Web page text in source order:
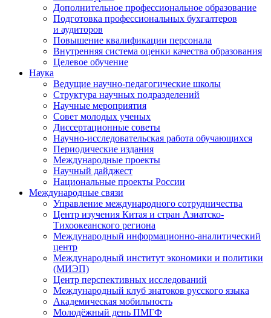
Дополнительное профессиональное образование
Подготовка профессиональных бухгалтеров
и аудиторов
Повышение квалификации персонала
Внутренняя система оценки качества образования
Целевое обучение
Наука
Ведущие научно-педагогические школы
Структура научных подразделений
Научные мероприятия
Совет молодых ученых
Диссертационные советы
Научно-исследовательская работа обучающихся
Периодические издания
Международные проекты
Научный дайджест
Национальные проекты России
Международные связи
Управление международного сотрудничества
Центр изучения Китая и стран Азиатско-
Тихоокеанского региона
Международный информационно-аналитический
центр
Международный институт экономики и политики
(МИЭП)
Центр перспективных исследований
Международный клуб знатоков русского языка
Академическая мобильность
Молодёжный день ПМГФ